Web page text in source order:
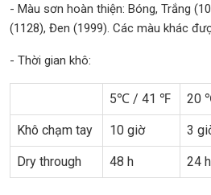
- Màu sơn hoàn thiện: Bóng, Trắng
(1128), Đen (1999). Các màu khác
- Thời gian khô:
5℃ / 41 ℉ 20
Khô chạm tay 10 giờ 3
Dry through 48 h 24 h